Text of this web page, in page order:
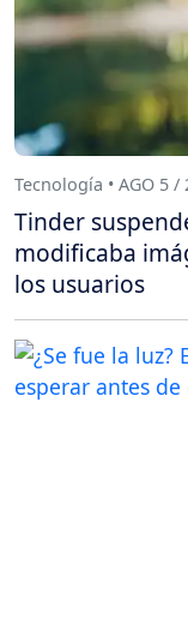
Tecnología • AGO 5 /
Tinder
modificaba
los usuarios